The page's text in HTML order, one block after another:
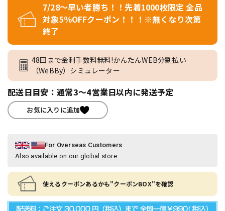
7/28～早い者勝ち！！先着1000枚限定 全品
対象5％OFFクーポン！！！※無くなり次第
終了
48回まで金利手数料無料!かんたんWEB分割払い
（WeBBy）シミュレーター
配送日目安：通常3～4営業日以内に発送予定
お気に入りに追加
For Overseas Customers
Also available on our global store.
使えるクーポンあるかも"クーポンBOX"を確認